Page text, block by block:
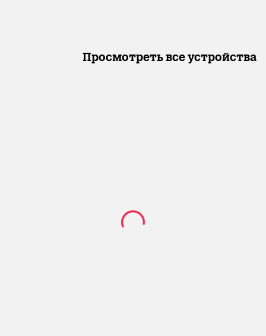
Просмотреть все устройства